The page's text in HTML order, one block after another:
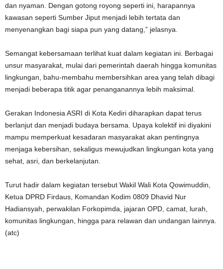
dan nyaman. Dengan gotong royong seperti ini, harapannya
kawasan seperti Sumber Jiput menjadi lebih tertata dan
menyenangkan bagi siapa pun yang datang,” jelasnya.
Semangat kebersamaan terlihat kuat dalam kegiatan ini. Berbagai
unsur masyarakat, mulai dari pemerintah daerah hingga komunitas
lingkungan, bahu-membahu membersihkan area yang telah dibagi
menjadi beberapa titik agar penanganannya lebih maksimal.
Gerakan Indonesia ASRI di Kota Kediri diharapkan dapat terus
berlanjut dan menjadi budaya bersama. Upaya kolektif ini diyakini
mampu memperkuat kesadaran masyarakat akan pentingnya
menjaga kebersihan, sekaligus mewujudkan lingkungan kota yang
sehat, asri, dan berkelanjutan.
Turut hadir dalam kegiatan tersebut Wakil Wali Kota Qowimuddin,
Ketua DPRD Firdaus, Komandan Kodim 0809 Dhavid Nur
Hadiansyah, perwakilan Forkopimda, jajaran OPD, camat, lurah,
komunitas lingkungan, hingga para relawan dan undangan lainnya.
(atc)